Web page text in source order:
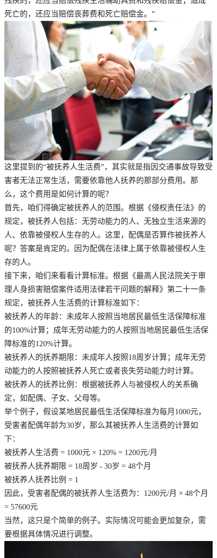
死亡的，还应当赔偿丧葬费和死亡赔偿金。”
这里提到的“被抚养人生活费”，其实就是指因交通事故导致受
害者无法正常生活，需要依靠他人抚养的那部分费用。那
么，这个费用是如何计算的呢？
首先，咱们得确定被抚养人的范围。根据《侵权责任法》的
规定，被抚养人包括：无劳动能力的人、无独立生活来源的
人、依靠被侵权人生存的人。这里，配偶是否算作被抚养人
呢？答案是肯定的。因为配偶在法律上属于依靠被侵权人生
存的人。
接下来，咱们来看看计算标准。根据《最高人民法院关于审
理人身损害赔偿案件适用法律若干问题的解释》第二十一条
规定，被抚养人生活费的计算标准如下：
被抚养人的年龄：未成年人按照当地居民最低生活保障标准
的100%计算；成年无劳动能力的人按照当地居民最低生活保
障标准的120%计算。
被抚养人的抚养期限：未成年人按照18周岁计算；成年无劳
动能力的人按照被抚养人死亡或者丧失劳动能力时计算。
被抚养人的抚养比例：根据被抚养人与被侵权人的关系确
定，如配偶、子女、父母等。
举个例子，假设某地居民最低生活保障标准为每月1000元，
受害者配偶年龄为30岁，那么其被抚养人生活费的计算如
下：
被抚养人生活费 = 1000元 × 120% = 1200元/月
被抚养人抚养期限 = 18周岁 - 30岁 = 48个月
被抚养人抚养比例 = 1
因此，受害者配偶的被抚养人生活费为：1200元/月 × 48个月
= 57600元
当然，这只是个简单的例子。实际情况可能会更加复杂，需
要根据具体情况进行调整。